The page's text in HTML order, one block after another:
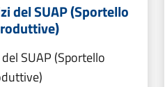
del SUAP (Sportello
SUAP (Sportello